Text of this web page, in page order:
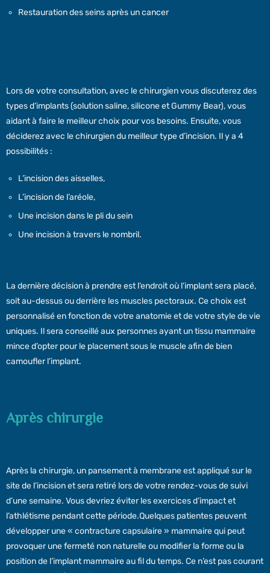
Restauration des seins après un cancer
Lors de votre consultation, avec le chirurgien vous discuterez des
types d’implants (solution saline, silicone et Gummy Bear), vous
aidant à faire le meilleur choix pour vos besoins. Ensuite, vous
déciderez avec le chirurgien du meilleur type d’incision. Il y a 4
possibilités :
L’incision des aisselles,
L’incision de l’aréole,
Une incision dans le pli du sein
Une incision à travers le nombril.
La dernière décision à prendre est l’endroit où l’implant sera placé,
soit au-dessus ou derrière les muscles pectoraux. Ce choix est
personnalisé en fonction de votre anatomie et de votre style de vie
uniques. Il sera conseillé aux personnes ayant un tissu mammaire
mince d’opter pour le placement sous le muscle afin de bien
camoufler l’implant.
Après chirurgie
Après la chirurgie, un pansement à membrane est appliqué sur le
site de l’incision et sera retiré lors de votre rendez-vous de suivi
d’une semaine. Vous devriez éviter les exercices d’impact et
l’athlétisme pendant cette période.Quelques patientes peuvent
développer une « contracture capsulaire » mammaire qui peut
provoquer une fermeté non naturelle ou modifier la forme ou la
position de l’implant mammaire au fil du temps. Ce n’est pas courant